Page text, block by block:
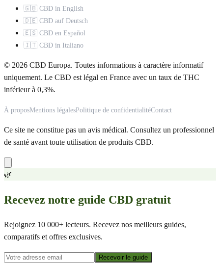
🇬🇧 CBD in English
🇩🇪 CBD auf Deutsch
🇪🇸 CBD en Español
🇮🇹 CBD in Italiano
© 2026 CBD Europa. Toutes informations à caractère informatif
uniquement. Le CBD est légal en France avec un taux de THC
inférieur à 0,3%.
À proposMentions légalesPolitique de confidentialitéContact
Ce site ne constitue pas un avis médical. Consultez un professionnel
de santé avant toute utilisation de produits CBD.
🌿
Recevez notre guide CBD gratuit
Rejoignez 10 000+ lecteurs. Recevez nos meilleurs guides,
comparatifs et offres exclusives.
Recevoir le guide